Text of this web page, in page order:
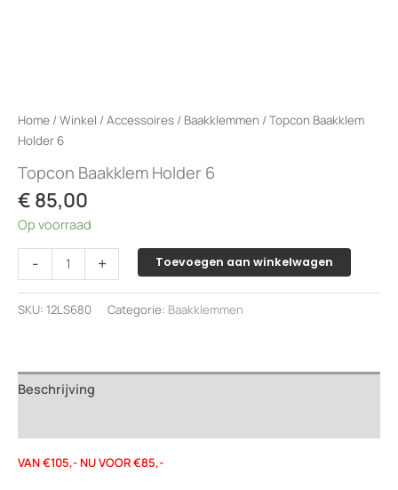
Home /Winkel /Accessoires / Baakklemmen / Topcon Baakklem
Holder 6
Topcon Baakklem Holder 6
€ 85,00
Op voorraad
-
Baakklem
Holder
6
+ Toevoegen aan winkelwagen
SKU: 12LS680 Categorie: Baakklemmen
Beschrijving
VAN €105,- NU VOOR €85,-